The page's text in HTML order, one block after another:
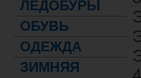
ЛЕДОБУРЫ
ОБУВЬ
ОДЕЖДА
ЗИМНЯЯ